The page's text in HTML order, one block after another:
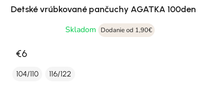
Detské vrúbkované pančuchy AGATKA 100den
Skladom
Dodanie od 1,90€
€6
104/110 116/122